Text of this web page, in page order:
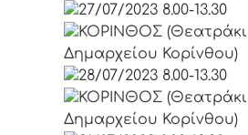
27/07/2023 8.00-13.30
ΚΟΡΙΝΘΟΣ (Θεατράκι
Δημαρχείου Κορίνθου)
28/07/2023 8.00-13.30
ΚΟΡΙΝΘΟΣ (Θεατράκι
Δημαρχείου Κορίνθου)